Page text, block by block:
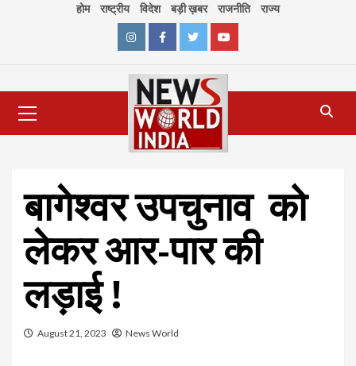
होम राष्ट्रीय विदेश बड़ी ख़बर राजनीति राज्य
InstagramFacebookTwitterYoutube
Menu
बागेश्वर उपचुनाव को
लेकर आर-पार की
लड़ाई !
August 21, 2023 News World